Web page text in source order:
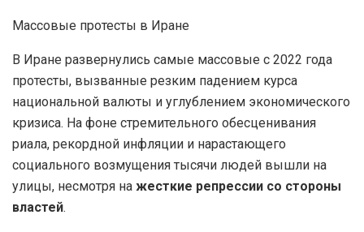
Массовые протесты в Иране
В Иране развернулись самые массовые с 2022 года
протесты, вызванные резким падением курса
национальной валюты и углублением экономического
кризиса. На фоне стремительного обесценивания
риала, рекордной инфляции и нарастающего
социального возмущения тысячи людей вышли на
улицы, несмотря на жесткие репрессии со стороны
властей.